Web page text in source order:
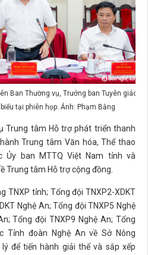
Ban Thường vụ, Trưởng ban Tuyên giáo
tại phiên họp. Ảnh: Phạm Bằng
Trung tâm Hỗ trợ phát triển thanh
Trung tâm Văn hóa, Thể thao
Ủy ban MTTQ Việt Nam tỉnh và
Trung tâm Hỗ trợ cộng đồng.
TNXP tỉnh; Tổng đội TNXP2-XDKT
Nghệ An; Tổng đội TNXP5 Nghệ
Tổng đội TNXP9 Nghệ An; Tổng
Tỉnh đoàn Nghệ An về Sở Nông
để tiến hành giải thể và sắp xếp